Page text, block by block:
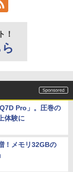
！
Pro」。圧巻の
体験に
！メモリ32GBの